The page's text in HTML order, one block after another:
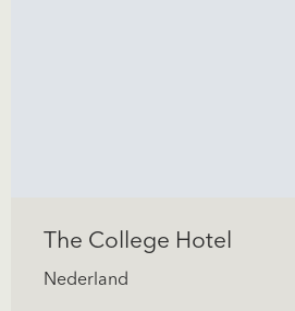
The College Hotel
Nederland